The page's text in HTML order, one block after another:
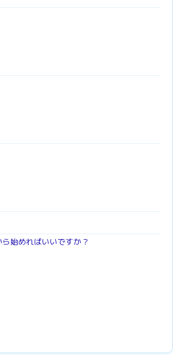
始めればいいですか？